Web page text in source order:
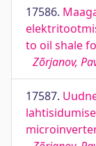
17586.
to oil shale
Zõrjanov,
17587.